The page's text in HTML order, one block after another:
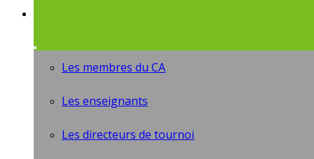
Les membres du CA
Les enseignants
Les directeurs de tournoi